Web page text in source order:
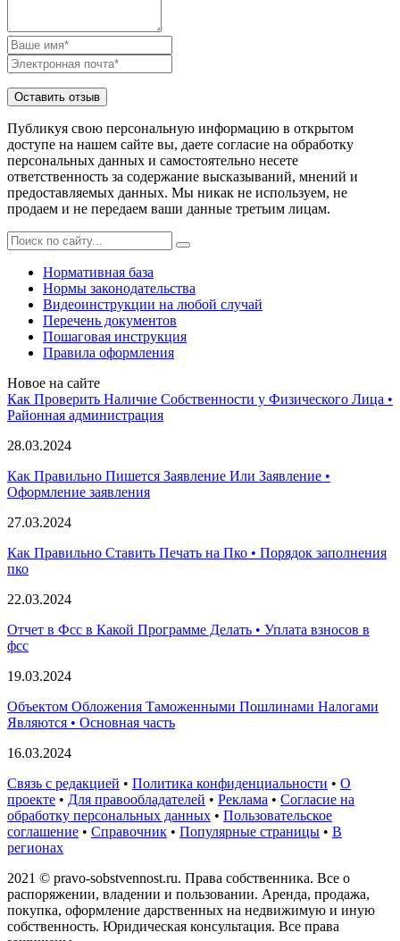
Публикуя свою персональную информацию в открытом
доступе на нашем сайте вы, даете согласие на обработку
персональных данных и самостоятельно несете
ответственность за содержание высказываний, мнений и
предоставляемых данных. Мы никак не используем, не
продаем и не передаем ваши данные третьим лицам.
Нормативная база
Нормы законодательства
Видеоинструкции на любой случай
Перечень документов
Пошаговая инструкция
Правила оформления
Новое на сайте
Как Проверить Наличие Собственности у Физического Лица •
Paйoннaя aдминиcтpaция
28.03.2024
Как Правильно Пишется Заявление Или Заявление •
Оформление заявления
27.03.2024
Как Правильно Ставить Печать на Пко • Порядок заполнения
пко
22.03.2024
Отчет в Фсс в Какой Программе Делать • Уплата взносов в
фсс
19.03.2024
Объектом Обложения Таможенными Пошлинами Налогами
Являются • Основная часть
16.03.2024
Связь с редакцией • Политика конфиденциальности • О
проекте • Для правообладателей • Реклама • Согласие на
обработку персональных данных • Пользовательское
соглашение • Справочник • Популярные страницы • В
регионах
2021 © pravo-sobstvennost.ru. Права собственника. Все о
распоряжении, владении и пользовании. Аренда, продажа,
покупка, оформление дарственных на недвижимую и иную
собственность. Юридическая консультация. Все права